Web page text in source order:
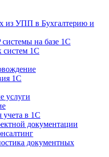
из УПП в Бухгалтерию и
на базе 1С
систем 1С
1С
услуги
учета в 1С
документации
документных